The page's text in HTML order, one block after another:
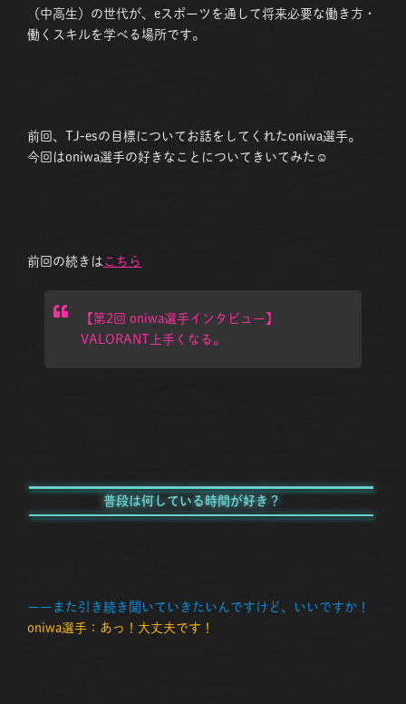
（中高生）の世代が、eスポーツを通して将来必要な働き方・
働くスキルを学べる場所です。
前回、TJ-esの目標についてお話をしてくれたoniwa選手。
今回はoniwa選手の好きなことについてきいてみた☺
前回の続きは こちら
【第2回 oniwa選手インタビュー】
VALORANT上手くなる。
普段は何している時間が好き？
ーーまた引き続き聞いていきたいんですけど、いいですか！
oniwa選手：あっ！大丈夫です！